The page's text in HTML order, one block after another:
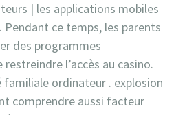
| les applications mobiles
ce temps, les parents
des programmes
l’accès au casino.
ordinateur . explosion
comprendre aussi facteur